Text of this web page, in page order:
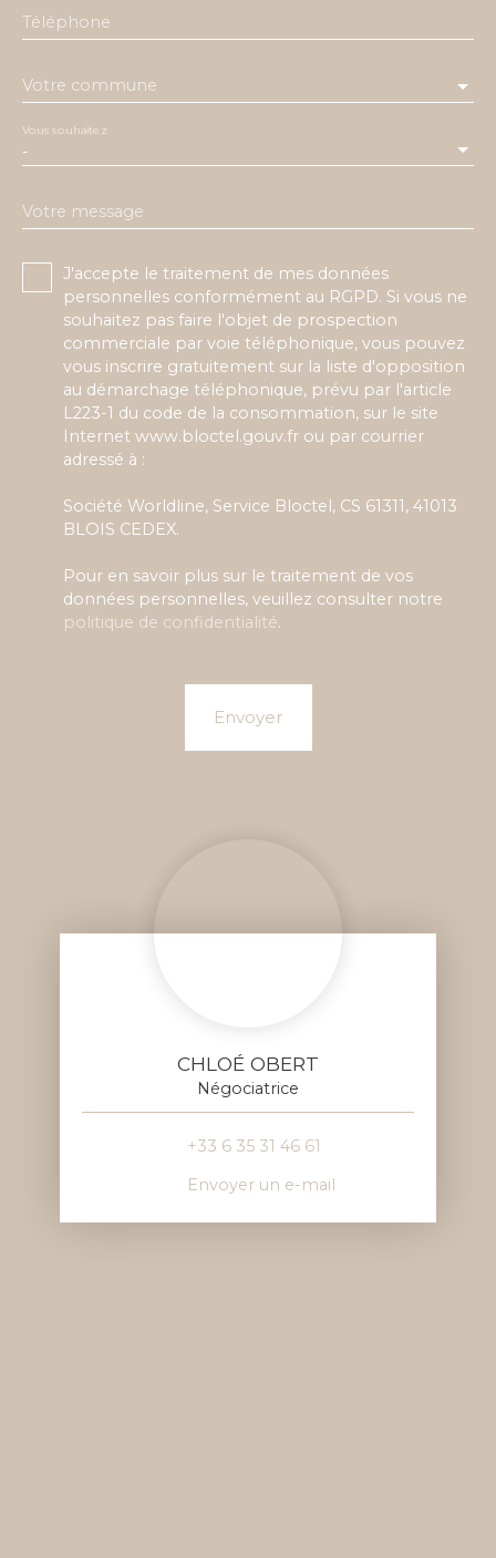
Téléphone
Votre commune
-
Vous souhaitez
Votre message
J'accepte le traitement de mes données
personnelles conformément au RGPD. Si vous ne
souhaitez pas faire l'objet de prospection
commerciale par voie téléphonique, vous pouvez
vous inscrire gratuitement sur la liste d'opposition
au démarchage téléphonique, prévu par l'article
L223-1 du code de la consommation, sur le site
Internet www.bloctel.gouv.fr ou par courrier
adressé à :
Société Worldline, Service Bloctel, CS 61311, 41013
BLOIS CEDEX.
Pour en savoir plus sur le traitement de vos
données personnelles, veuillez consulter notre
politique de confidentialité.
Envoyer
CHLOÉ OBERT
Négociatrice
+33 6 35 31 46 61
Envoyer un e-mail